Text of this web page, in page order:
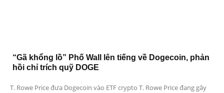
“Gã khổng lồ” Phố Wall lên tiếng về Dogecoin, phản
hồi chỉ trích quỹ DOGE
T. Rowe Price đưa Dogecoin vào ETF crypto T. Rowe Price đang gây